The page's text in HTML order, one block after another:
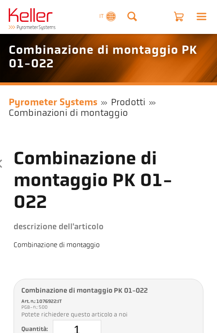
IT
Combinazione di montaggio PK
01-022
Pyrometer Systems
Prodotti
Combinazioni di montaggio
Combinazione di
montaggio PK 01-
022
descrizione dell'articolo
Combinazione di montaggio
Combinazione di montaggio PK 01-022
Art. n.: 1076922:IT
PGB-n.: 500
Potete richiedere questo articolo a noi
Quantità: